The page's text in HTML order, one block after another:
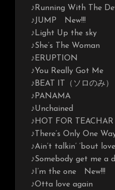
♪Running With The
♪JUMP New!!!
♪Light Up the sky
♪She’s The Woman
♪ERUPTION
♪You Really Got Me
♪BEAT IT（ソロのみ）
♪PANAMA
♪Unchained
♪HOT FOR TEACHAR
♪There’s Only One
♪Ain’t talkin’ ’bout love
♪Somebody get me a
♪I’m the one New!!!
♪Otta love again